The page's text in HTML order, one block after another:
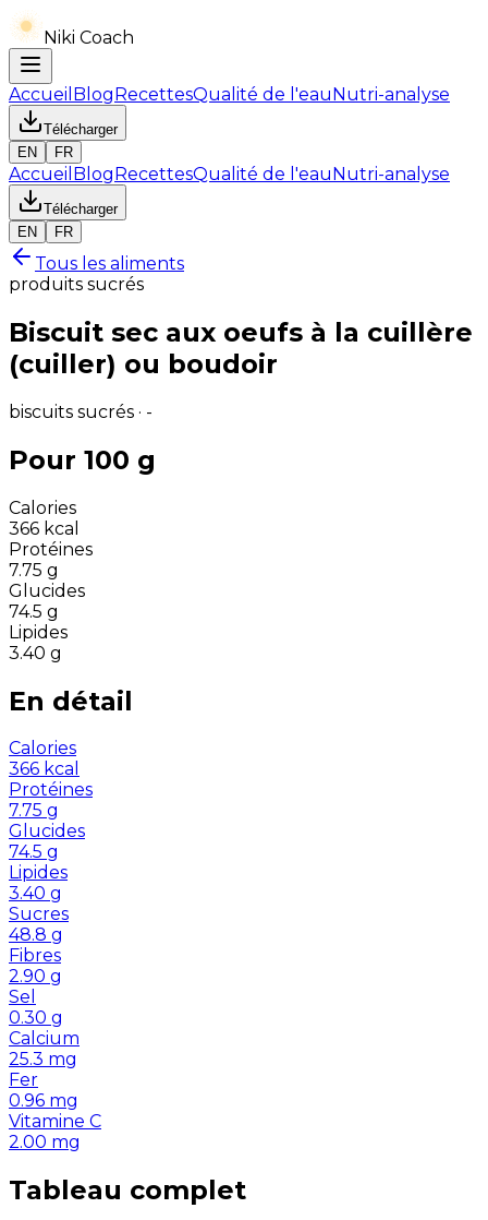
Niki Coach
Accueil BlogRecettesQualité de l'eauNutri-analyse
Télécharger
EN
FR
Accueil BlogRecettesQualité de l'eauNutri-analyse
Télécharger
EN
FR
Tous les aliments
produits sucrés
Biscuit sec aux oeufs à la cuillère
(cuiller) ou boudoir
biscuits sucrés · -
Pour 100 g
Calories
366 kcal
Protéines
7.75 g
Glucides
74.5 g
Lipides
3.40 g
En détail
Calories
366 kcal
Protéines
7.75 g
Glucides
74.5 g
Lipides
3.40 g
Sucres
48.8 g
Fibres
2.90 g
Sel
0.30 g
Calcium
25.3 mg
Fer
0.96 mg
Vitamine C
2.00 mg
Tableau complet